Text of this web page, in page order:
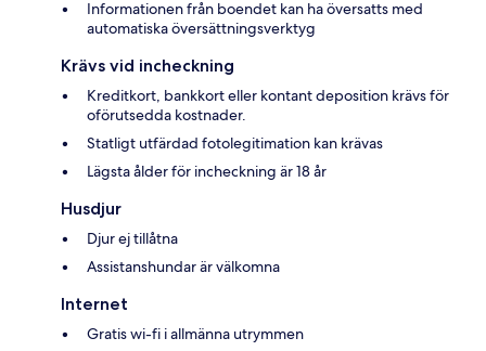
Informationen från boendet kan ha översatts med
automatiska översättningsverktyg
Krävs vid incheckning
Kreditkort, bankkort eller kontant deposition krävs för
oförutsedda kostnader.
Statligt utfärdad fotolegitimation kan krävas
Lägsta ålder för incheckning är 18 år
Husdjur
Djur ej tillåtna
Assistanshundar är välkomna
Internet
Gratis wi-fi i allmänna utrymmen